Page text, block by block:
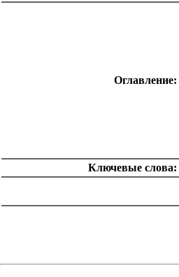
Оглавление:
Ключевые слова: